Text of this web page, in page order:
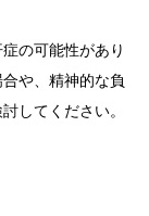
の可能性があり
や、精神的な負
してください。